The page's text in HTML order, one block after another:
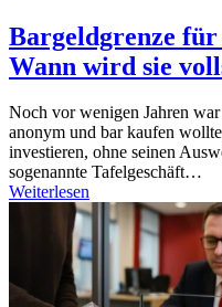
Bargeldgrenze
Wann wird sie
Noch vor wenigen Jahren
anonym und bar kaufen
investieren, ohne seinen
sogenannte Tafelgeschäft…
Weiterlesen